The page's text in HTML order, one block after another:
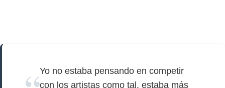
Yo no estaba pensando en competir
con los artistas como tal, estaba más